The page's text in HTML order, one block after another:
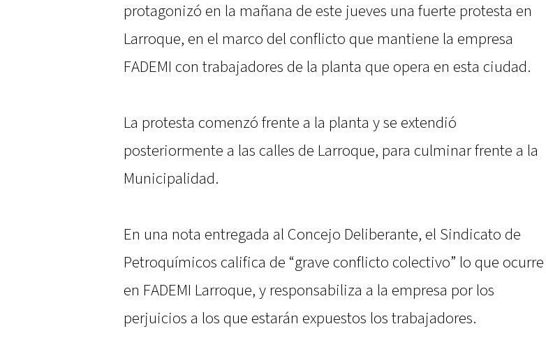
protagonizó en la mañana de este jueves una fuerte protesta en
Larroque, en el marco del conflicto que mantiene la empresa
FADEMI con trabajadores de la planta que opera en esta ciudad.
La protesta comenzó frente a la planta y se extendió
posteriormente a las calles de Larroque, para culminar frente a la
Municipalidad.
En una nota entregada al Concejo Deliberante, el Sindicato de
Petroquímicos califica de “grave conflicto colectivo” lo que ocurre
en FADEMI Larroque, y responsabiliza a la empresa por los
perjuicios a los que estarán expuestos los trabajadores.